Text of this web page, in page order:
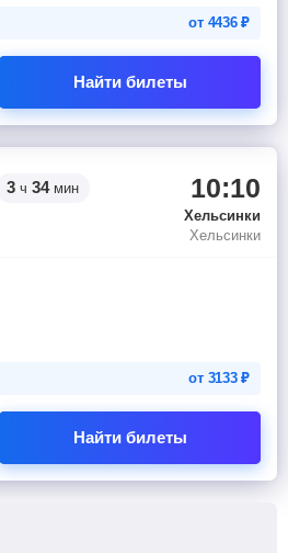
от 4436₽
Найти билеты
3 ч 34мин 10:10
Хельсинки
Хельсинки
от 3133₽
Найти билеты